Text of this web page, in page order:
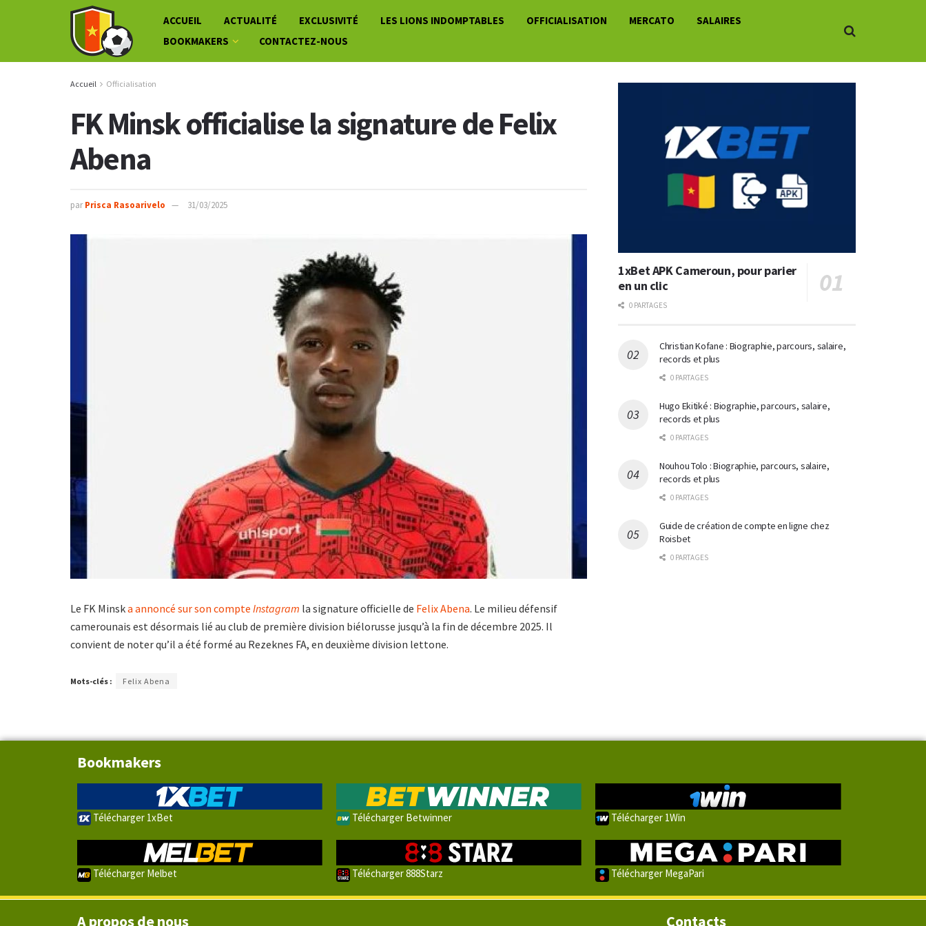
ACCUEIL ACTUALITÉ EXCLUSIVITÉ LES LIONS INDOMPTABLES OFFICIALISATION MERCATO
SALAIRES
BOOKMAKERS
CONTACTEZ-NOUS
Accueil Officialisation
FK Minsk officialise la signature de Felix
Abena
par Prisca Rasoarivelo 31/03/2025
Le FK Minska annoncé sur son compte Instagram la signature officielle de Felix Abena. Le milieu défensif
camerounais est désormais lié au club de première division biélorusse jusqu’à la fin de décembre 2025. Il
convient de noter qu’il a été formé au Rezeknes FA, en deuxième division lettone.
Mots-clés : Felix Abena
1xBet APK Cameroun, pour parier
en un clic
0 PARTAGES
Christian Kofane : Biographie, parcours, salaire,
records et plus
0 PARTAGES
Hugo Ekitiké : Biographie, parcours, salaire,
records et plus
0 PARTAGES
Nouhou Tolo : Biographie, parcours, salaire,
records et plus
0 PARTAGES
Guide de création de compte en ligne chez
Roisbet
0 PARTAGES
Bookmakers
Télécharger 1xBet Télécharger Betwinner Télécharger 1Win
Télécharger Melbet Télécharger 888Starz Télécharger MegaPari
A propos de nous Contacts